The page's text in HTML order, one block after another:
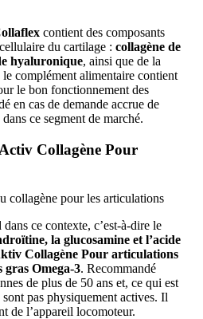
contient des composants
du cartilage : collagène de
hyaluronique, ainsi que de la
complément alimentaire contient
le bon fonctionnement des
en cas de demande accrue de
ce segment de marché.
Collagène Pour
ce contexte, c’est-à-dire le
la glucosamine et l’acide
Collagène Pour articulations
gras Omega-3. Recommandé
de plus de 50 ans et, ce qui est
pas physiquement actives. Il
de l’appareil locomoteur.